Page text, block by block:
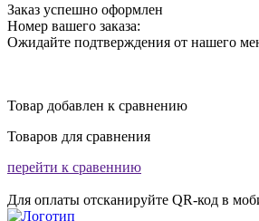
Заказ успешно оформлен
Номер вашего заказа:
Ожидайте подтверждения от нашего
Товар добавлен к сравнению
Товаров для сравнения
перейти к сравеннию
Для оплаты отсканируйте QR-код в